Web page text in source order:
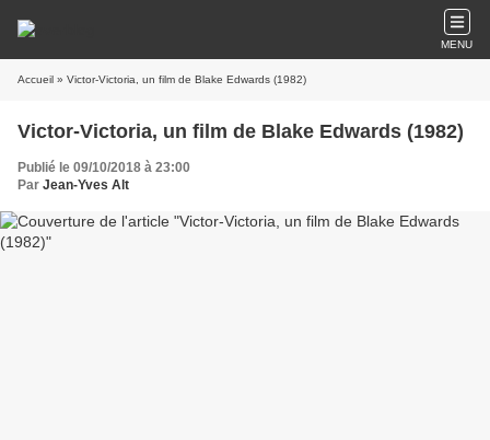
MENU
Accueil » Victor-Victoria, un film de Blake Edwards (1982)
Victor-Victoria, un film de Blake Edwards (1982)
Publié le 09/10/2018 à 23:00
Par Jean-Yves Alt